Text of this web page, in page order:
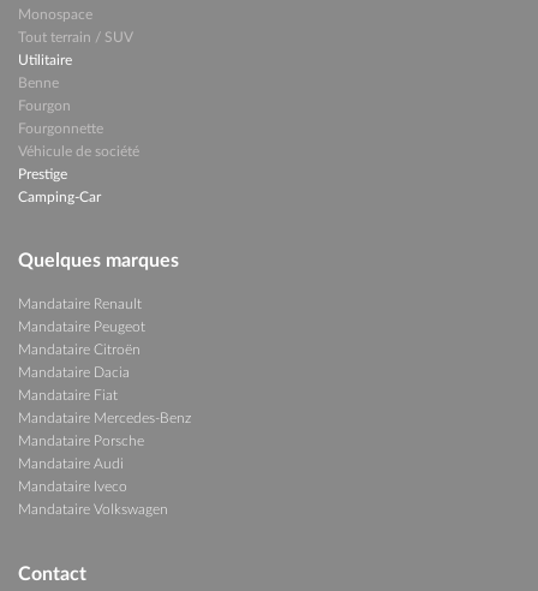
Monospace
Tout terrain / SUV
Utilitaire
Benne
Fourgon
Fourgonnette
Véhicule de société
Prestige
Camping-Car
Quelques marques
Mandataire Renault
Mandataire Peugeot
Mandataire Citroën
Mandataire Dacia
Mandataire Fiat
Mandataire Mercedes-Benz
Mandataire Porsche
Mandataire Audi
Mandataire Iveco
Mandataire Volkswagen
Contact